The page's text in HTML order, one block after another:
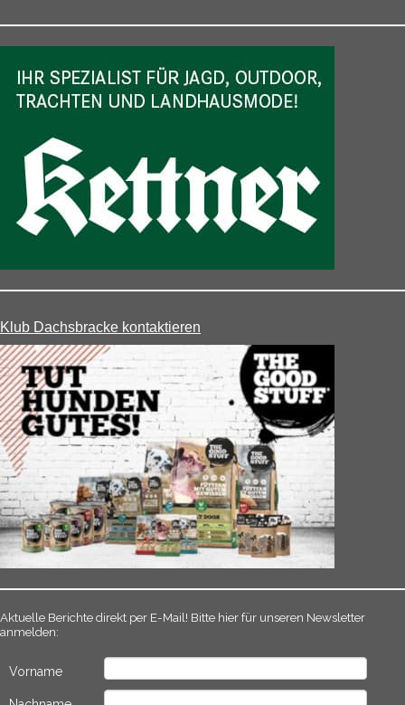
Klub Dachsbracke kontaktieren
Aktuelle Berichte direkt per E-Mail! Bitte hier für unseren Newsletter
anmelden:
Vorname